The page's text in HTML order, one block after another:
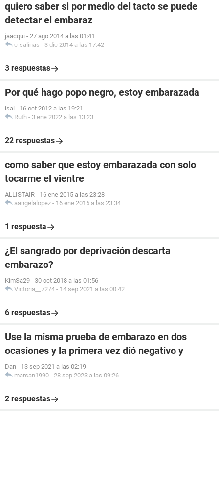
quiero saber si por medio del tacto se puede
detectar el embaraz
jaacqui - 27 ago 2014 a las 01:41
c-salinas - 3 dic 2014 a las 17:42
3 respuestas
Por qué hago popo negro, estoy embarazada
isai - 16 oct 2012 a las 19:21
Ruth - 3 ene 2022 a las 13:23
22 respuestas
como saber que estoy embarazada con solo
tocarme el vientre
ALLISTAIR - 16 ene 2015 a las 23:28
aangelalopez - 16 ene 2015 a las 23:34
1 respuesta
¿El sangrado por deprivación descarta
embarazo?
KimSa29 - 30 oct 2018 a las 01:56
Victoria__7274 - 14 sep 2021 a las 00:42
6 respuestas
Use la misma prueba de embarazo en dos
ocasiones y la primera vez dió negativo y
Dan - 13 sep 2021 a las 02:19
marsan1990 - 28 sep 2023 a las 09:26
2 respuestas